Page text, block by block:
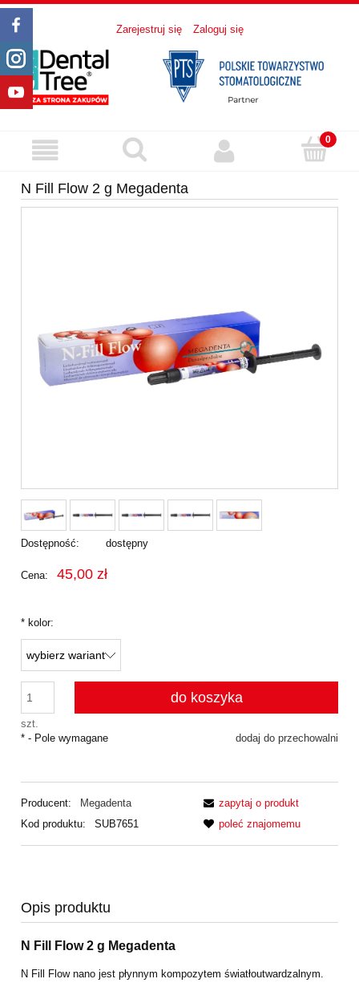
Zarejestruj się Zaloguj się
N Fill Flow 2 g Megadenta
Dostępność: dostępny
Cena: 45,00 zł
* kolor:
szt.
do koszyka
dodaj do przechowalni
* - Pole wymagane
Producent:
Megadenta
Kod produktu:
SUB7651
zapytaj o produkt
poleć znajomemu
Opis produktu
N Fill Flow 2 g Megadenta
N Fill Flow nano jest płynnym kompozytem światłoutwardzalnym.